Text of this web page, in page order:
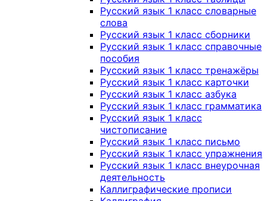
Русский язык 1 класс словарные
слова
Русский язык 1 класс сборники
Русский язык 1 класс справочные
пособия
Русский язык 1 класс тренажёры
Русский язык 1 класс карточки
Русский язык 1 класс азбука
Русский язык 1 класс грамматика
Русский язык 1 класс
чистописание
Русский язык 1 класс письмо
Русский язык 1 класс упражнения
Русский язык 1 класс внеурочная
деятельность
Каллиграфические прописи